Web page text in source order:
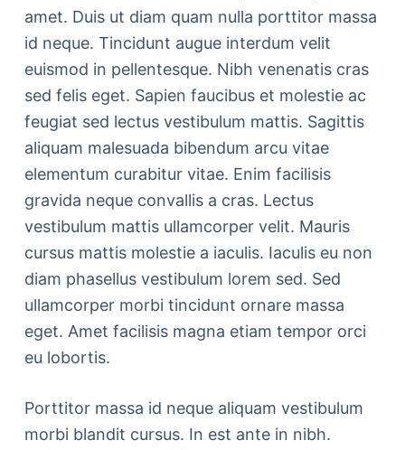
amet. Duis ut diam quam nulla porttitor massa
id neque. Tincidunt augue interdum velit
euismod in pellentesque. Nibh venenatis cras
sed felis eget. Sapien faucibus et molestie ac
feugiat sed lectus vestibulum mattis. Sagittis
aliquam malesuada bibendum arcu vitae
elementum curabitur vitae. Enim facilisis
gravida neque convallis a cras. Lectus
vestibulum mattis ullamcorper velit. Mauris
cursus mattis molestie a iaculis. Iaculis eu non
diam phasellus vestibulum lorem sed. Sed
ullamcorper morbi tincidunt ornare massa
eget. Amet facilisis magna etiam tempor orci
eu lobortis.
Porttitor massa id neque aliquam vestibulum
morbi blandit cursus. In est ante in nibh.